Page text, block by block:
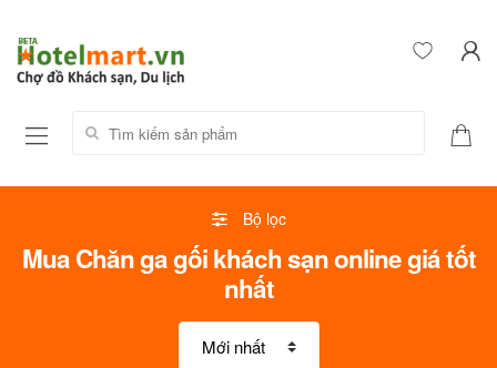
Tìm kiếm sản phẩm:
Bộ lọc
Mua Chăn ga gối khách sạn online giá tốt
nhất